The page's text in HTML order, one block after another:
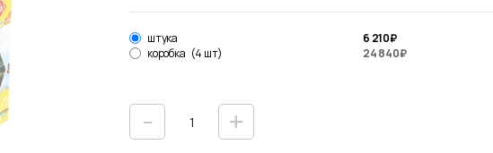
штука 6 210₽
коробка (4 шт) 24 840₽
- +